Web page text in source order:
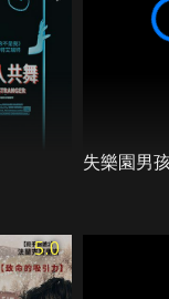
失樂園男
5.0